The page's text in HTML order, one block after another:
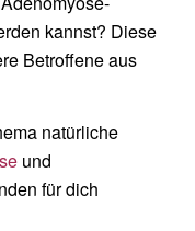
kannst? Diese
Betroffene aus
natürliche
und
für dich